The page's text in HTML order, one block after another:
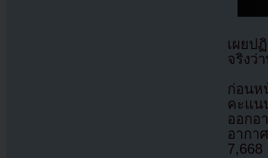
เผยป
จริงว่
ก่อนห
คะแน
ออก
อาก